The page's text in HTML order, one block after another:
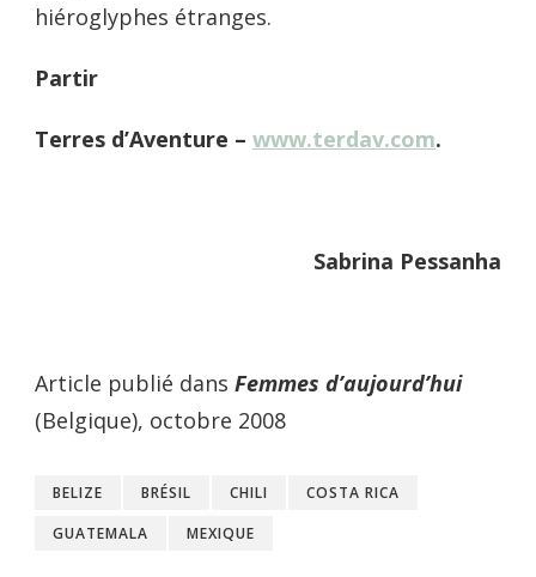
hiéroglyphes étranges.
Partir
Terres d’Aventure – www.terdav.com.
Sabrina Pessanha
Article publié dans Femmes d’aujourd’hui
(Belgique), octobre 2008
BELIZE BRÉSIL CHILI
COSTA RICA
GUATEMALA
MEXIQUE